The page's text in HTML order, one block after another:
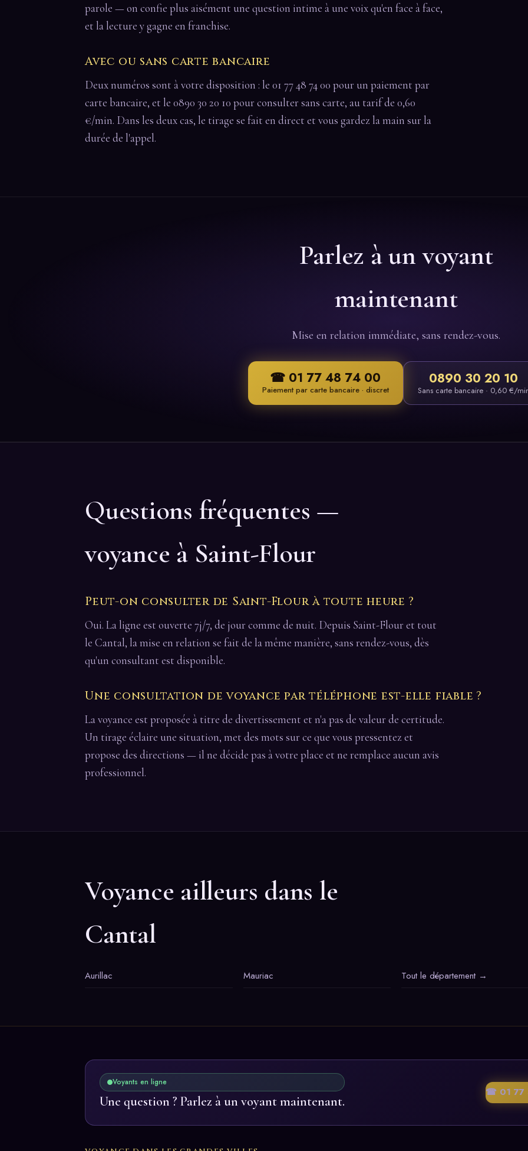
parole — on confie plus aisément une question intime à une voix qu'en face à face,
et la lecture y gagne en franchise.
Avec ou sans carte bancaire
Deux numéros sont à votre disposition : le 01 77 48 74 00 pour un paiement par
carte bancaire, et le 0890 30 20 10 pour consulter sans carte, au tarif de 0,60
€/min. Dans les deux cas, le tirage se fait en direct et vous gardez la main sur la
durée de l'appel.
Parlez à un voyant
maintenant
Mise en relation immédiate, sans rendez-vous.
☎ 01 77 48 74 00
Paiement par carte bancaire · discret
0890 30 20 10
Sans carte bancaire · 0,60 €/
Questions fréquentes —
voyance à Saint-Flour
Peut-on consulter de Saint-Flour à toute heure ?
Oui. La ligne est ouverte 7j/7, de jour comme de nuit. Depuis Saint-Flour et tout
le Cantal, la mise en relation se fait de la même manière, sans rendez-vous, dès
qu'un consultant est disponible.
Une consultation de voyance par téléphone est-elle fiable ?
La voyance est proposée à titre de divertissement et n'a pas de valeur de certitude.
Un tirage éclaire une situation, met des mots sur ce que vous pressentez et
propose des directions — il ne décide pas à votre place et ne remplace aucun avis
professionnel.
Voyance ailleurs dans le
Cantal
Aurillac Mauriac Tout le département →
Voyants en ligne
Une question ? Parlez à un voyant maintenant.
☎ 01 77